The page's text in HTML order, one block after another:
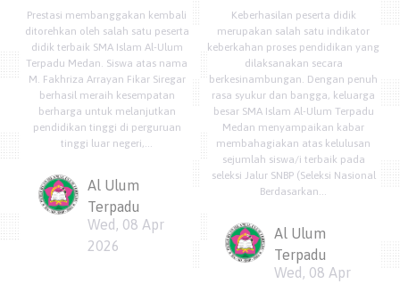
Prestasi membanggakan kembali
ditorehkan oleh salah satu peserta
didik terbaik SMA Islam Al-Ulum
Terpadu Medan. Siswa atas nama
M. Fakhriza Arrayan Fikar Siregar
berhasil meraih kesempatan
berharga untuk melanjutkan
pendidikan tinggi di perguruan
tinggi luar negeri,...
Al Ulum
Terpadu
Wed, 08 Apr
2026
Keberhasilan peserta didik
merupakan salah satu indikator
keberkahan proses pendidikan yang
dilaksanakan secara
berkesinambungan. Dengan penuh
rasa syukur dan bangga, keluarga
besar SMA Islam Al-Ulum Terpadu
Medan menyampaikan kabar
membahagiakan atas kelulusan
sejumlah siswa/i terbaik pada
seleksi Jalur SNBP (Seleksi Nasional
Berdasarkan...
Al Ulum
Terpadu
Wed, 08 Apr